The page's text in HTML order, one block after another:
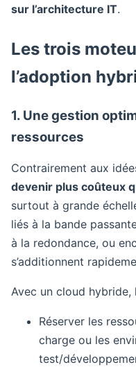
sur l’architecture IT.
Les trois
l’adoption
1. Une gestion
ressources
Contrairement aux
devenir plus coûteux
surtout à grande
liés à la bande
à la redondance, ou
s’additionnent
Avec un cloud hybride,
Réserver les
charge ou les
test/